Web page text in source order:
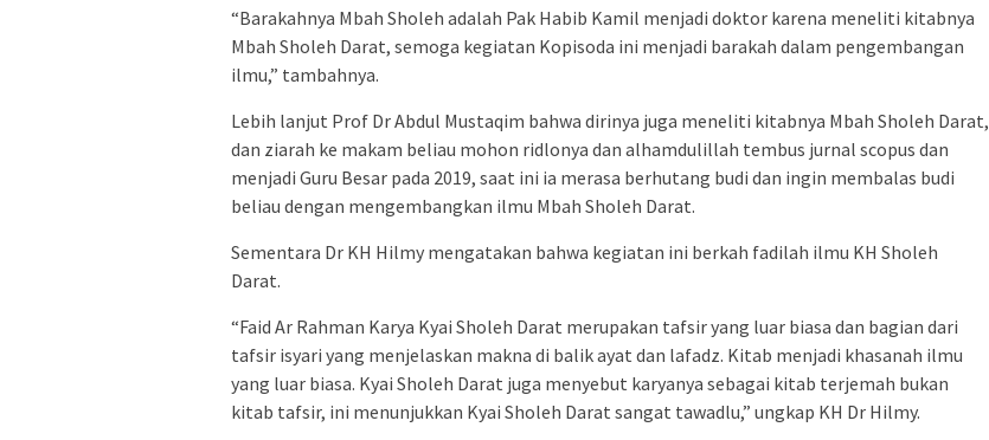
“Barakahnya Mbah Sholeh adalah Pak Habib Kamil menjadi doktor karena meneliti kitabnya
Mbah Sholeh Darat, semoga kegiatan Kopisoda ini menjadi barakah dalam pengembangan
ilmu,” tambahnya.
Lebih lanjut Prof Dr Abdul Mustaqim bahwa dirinya juga meneliti kitabnya Mbah Sholeh Darat,
dan ziarah ke makam beliau mohon ridlonya dan alhamdulillah tembus jurnal scopus dan
menjadi Guru Besar pada 2019, saat ini ia merasa berhutang budi dan ingin membalas budi
beliau dengan mengembangkan ilmu Mbah Sholeh Darat.
Sementara Dr KH Hilmy mengatakan bahwa kegiatan ini berkah fadilah ilmu KH Sholeh
Darat.
“Faid Ar Rahman Karya Kyai Sholeh Darat merupakan tafsir yang luar biasa dan bagian dari
tafsir isyari yang menjelaskan makna di balik ayat dan lafadz. Kitab menjadi khasanah ilmu
yang luar biasa. Kyai Sholeh Darat juga menyebut karyanya sebagai kitab terjemah bukan
kitab tafsir, ini menunjukkan Kyai Sholeh Darat sangat tawadlu,” ungkap KH Dr Hilmy.